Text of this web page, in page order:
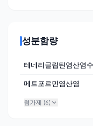
성분함량
테네리글립틴염산염
메트포르민염산염
첨가제 (6)